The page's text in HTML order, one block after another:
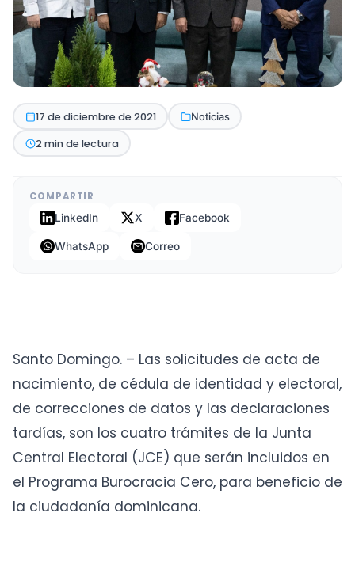
17 de diciembre de 2021 Noticias
2 min de lectura
Santo Domingo. – Las solicitudes de acta de
nacimiento, de cédula de identidad y electoral,
de correcciones de datos y las declaraciones
tardías, son los cuatro trámites de la Junta
Central Electoral (JCE) que serán incluidos en
el Programa Burocracia Cero, para beneficio de
la ciudadanía dominicana.
COMPARTIR
LinkedIn
X Facebook
WhatsApp Correo